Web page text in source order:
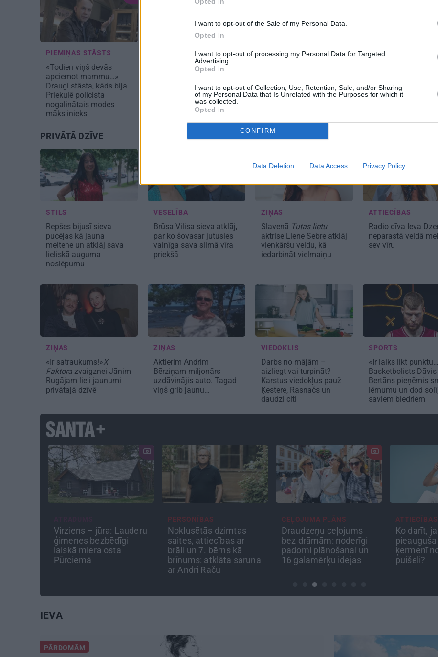
I want to opt-out of the Sale of my Personal Data.
Opted In
I want to opt-out of processing my Personal Data for Targeted
Advertising.
Opted In
I want to opt-out of Collection, Use, Retention, Sale, and/or Sharing
of my Personal Data that Is Unrelated with the Purposes for which it
was collected.
Opted In
CONFIRM
Data Deletion Data Access Privacy Policy
PIEMIŅAS STĀSTS
«Todien viņš devās
apciemot mammu…»
Draugi stāsta, kāds bija
Priekulē policista
nogalinātais modes
mākslinieks
DZĪVESSTĀSTS
«No dēla līdzjūtības
Aktiera Paula Butkēviča
meitas Alēnas stāsts
PERSONĪBAS
savādas sajūtas. Viņa
atklāj iemeslu
KĀZAS
viesu saraksts. Daži
vārdi pārsteidz
PRIVĀTĀ DZĪVE
STILS
Repšes bijusī sieva
pucējas kā jauna
meitene un atklāj sava
lieliskā auguma
noslēpumu
VESELĪBA
Brūsa Vilisa sieva atklāj,
par ko šovasar jutusies
vainīga sava slimā vīra
priekšā
ZIŅAS
Slavenā Tutas lietu
aktrise Liene Sebre atklāj
vienkāršu veidu, kā
iedarbināt vielmaiņu
ATTIECĪBAS
Radio dīva Ieva
neparastā veidā
sev vīru
ZIŅAS
«Ir satraukums!»X
Faktora zvaigznei Jānim
Rugājam lieli jaunumi
privātajā dzīvē
ZIŅAS
Aktierim Andrim
Bērziņam miljonārs
uzdāvinājis auto. Tagad
viņš grib jaunu…
VIEDOKLIS
Darbs no mājām –
aizliegt vai turpināt?
Karstus viedokļus pauž
Ķestere, Rasnačs un
daudzi citi
SPORTS
«Ir laiks likt
Basketbolists Dāvis
Bertāns pieņēmis
lēmumu un dod
saviem biedriem
Noklusētās dzimtas
saites, attiecības ar
brāli un 7. bērns kā
brīnums: atklāta saruna
CEĻOJUMA PLĀNS
Draudzeņu ceļojums
bez drāmām: noderīgi
padomi plānošanai un
16 galamērķu idejas
ATTIECĪBAS
Ko darīt, ja esi kopā ar
pieauguša vīrieša
ķermenī noslēpušos
puišeli?
pie
Atis
IEVA
PĀRDOMĀM